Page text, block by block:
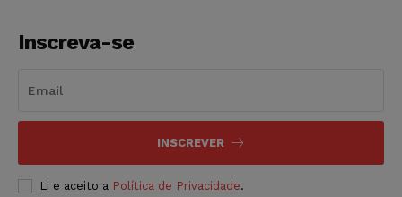
Inscreva-se
INSCREVER
Li e aceito a Política de Privacidade.